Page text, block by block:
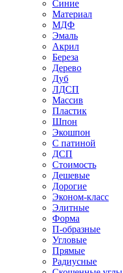
Синие
Материал
МДФ
Эмаль
Акрил
Береза
Дерево
Дуб
ЛДСП
Массив
Пластик
Шпон
Экошпон
С патиной
ДСП
Стоимость
Дешевые
Дорогие
Эконом-класс
Элитные
Форма
П-образные
Угловые
Прямые
Радиусные